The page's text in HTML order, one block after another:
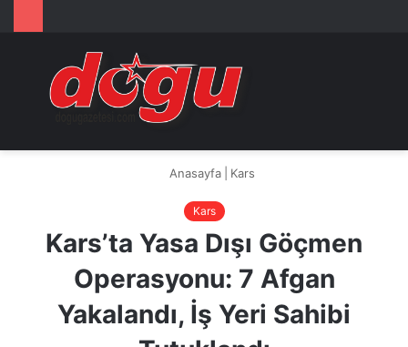
Arama
...
Anasayfa Kars
Kars
Kars’ta Yasa Dışı Göçmen
Operasyonu: 7 Afgan
Yakalandı, İş Yeri Sahibi